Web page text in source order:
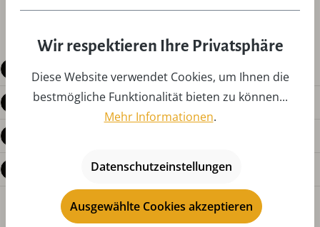
Beschreibung
Produktdetails
Fragen zum Produkt
Wir respektieren Ihre Privatsphäre
Diese Website verwendet Cookies, um Ihnen die
bestmögliche Funktionalität bieten zu können...
Mehr Informationen.
Datenschutzeinstellungen
Ausgewählte Cookies akzeptieren